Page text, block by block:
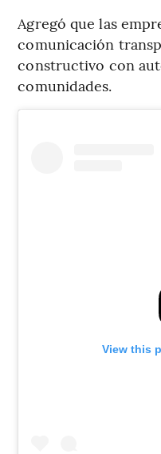
Agregó que las
comunicación
constructivo con
comunidades.
View this